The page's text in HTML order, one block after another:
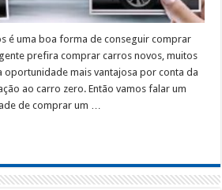
é uma boa forma de conseguir comprar
prefira comprar carros novos, muitos
oportunidade mais vantajosa por conta da
ao carro zero. Então vamos falar um
de comprar um …